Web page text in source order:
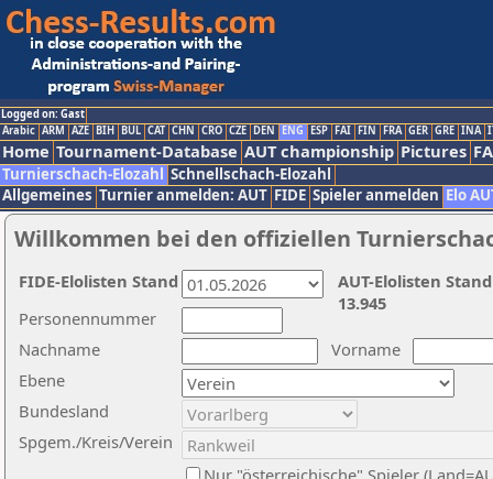
Logged on: Gast
Arabic ARM AZE BIH BUL CAT CHN CRO CZE DEN ENG ESP FAI FIN FRA GER GRE INA
Home Tournament-Database AUT championship Pictures
Turnierschach-Elozahl Schnellschach-Elozahl
Allgemeines Turnier anmelden: AUT FIDE Spieler anmelden Elo
Willkommen bei den offiziellen
Nachname
Vorname
Ebene
Personennummer
Bundesland
Spgem./Kreis/Verein
Nur "österreichische" Spieler
AUT-Elolisten
13.945
FIDE-Elolisten Stand